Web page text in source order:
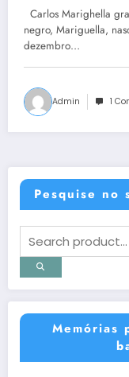
Carlos Marighella
negro, Mariguella,
dezembro…
Admin 1
Pesquise no
Memórias